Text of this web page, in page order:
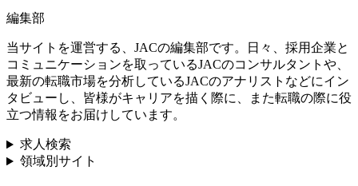
編集部
当サイトを運営する、JACの編集部です。日々、採用企業と
コミュニケーションを取っているJACのコンサルタントや、
最新の転職市場を分析しているJACのアナリストなどにイン
タビューし、皆様がキャリアを描く際に、また転職の際に役
立つ情報をお届けしています。
求人検索
領域別サイト